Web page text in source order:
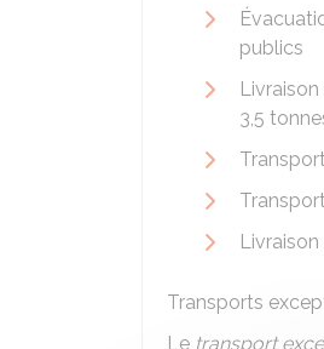
publics
3,5
Transports
Le transport